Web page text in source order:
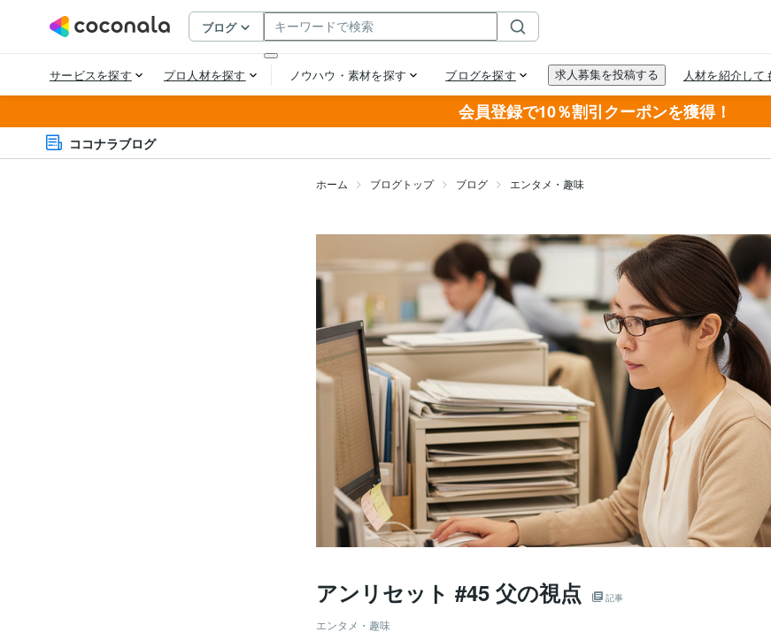
会員登録で10％割引クーポンを獲得！
ココナラブログ
ホーム ブログトップ ブログ エンタメ・趣味
アンリセット #45 父の視点 記事
エンタメ・趣味